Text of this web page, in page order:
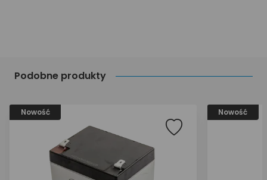
Podobne produkty
Nowość Nowość